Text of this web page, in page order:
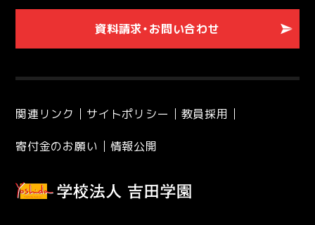
資料請求・お問い合わせ
関連リンク サイトポリシー 教員採用
寄付金のお願い 情報公開